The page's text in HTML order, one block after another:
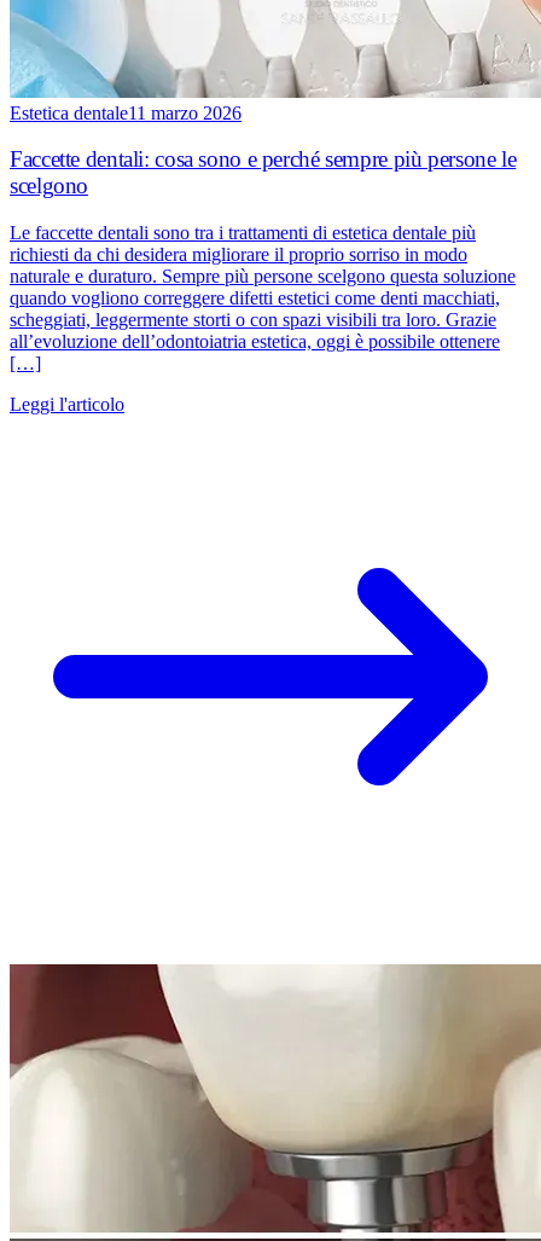
Estetica dentale11 marzo 2026
Faccette dentali: cosa sono e perché sempre più persone le
scelgono
Le faccette dentali sono tra i trattamenti di estetica dentale più
richiesti da chi desidera migliorare il proprio sorriso in modo
naturale e duraturo. Sempre più persone scelgono questa soluzione
quando vogliono correggere difetti estetici come denti macchiati,
scheggiati, leggermente storti o con spazi visibili tra loro. Grazie
all’evoluzione dell’odontoiatria estetica, oggi è possibile ottenere
[…]
Leggi l'articolo